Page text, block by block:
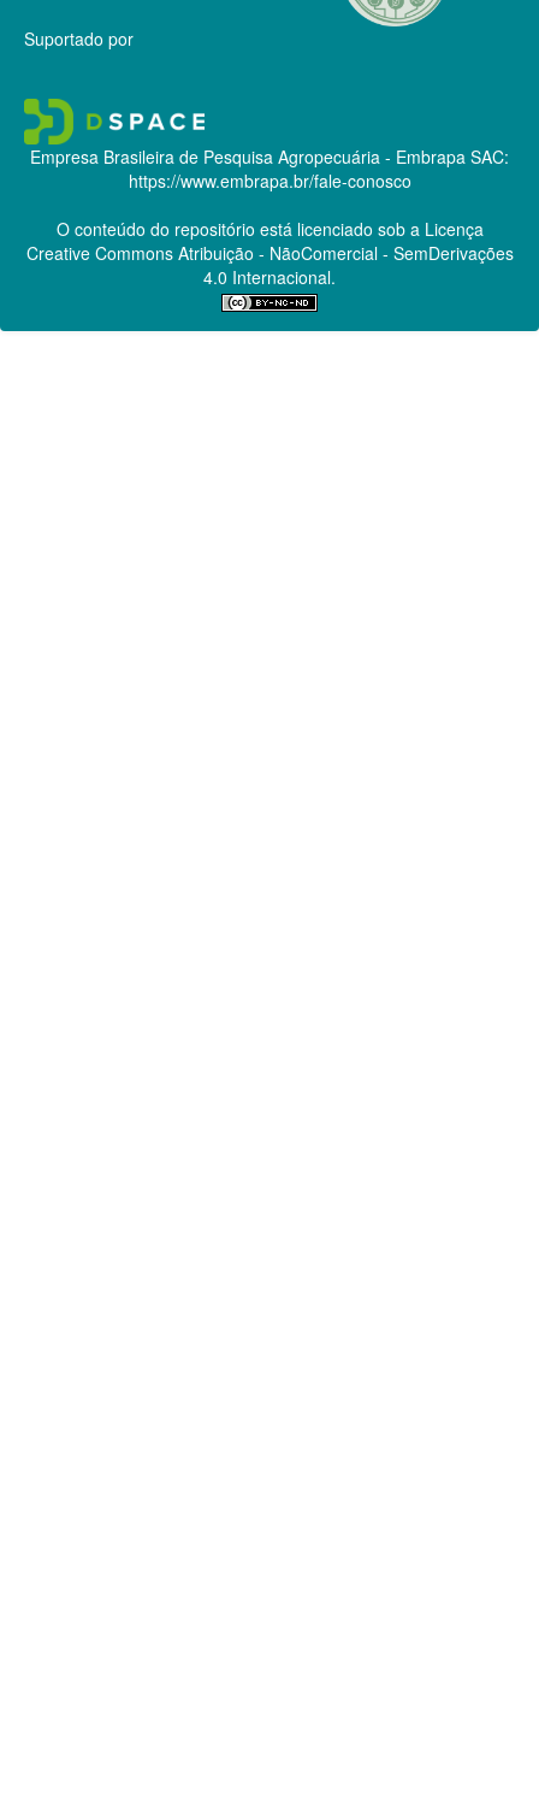
Suportado por
Empresa Brasileira de Pesquisa Agropecuária - Embrapa SAC:
https://www.embrapa.br/fale-conosco
O conteúdo do repositório está licenciado sob a Licença
Creative CommonsAtribuição - NãoComercial - SemDerivações
4.0 Internacional.